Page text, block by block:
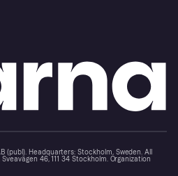
(publ). Headquarters: Stockholm, Sweden. All
46, 111 34 Stockholm. Organization